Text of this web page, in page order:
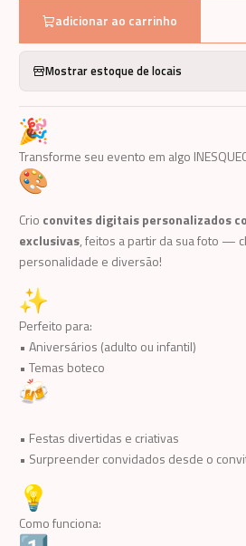
adicionar ao carrinho
Mostrar estoque de locais
Transforme seu evento em algo
Crio convites digitais personalizados
exclusivas, feitos a partir da sua foto —
personalidade e diversão!
Perfeito para:
• Aniversários (adulto ou infantil)
• Temas boteco
• Festas divertidas e criativas
• Surpreender convidados desde o
Como funciona: